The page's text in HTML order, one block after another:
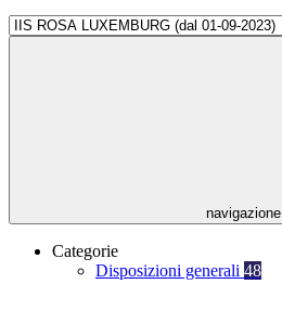
navigazione
Categorie
Disposizioni generali 48